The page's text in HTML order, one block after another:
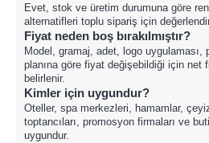
Evet, stok ve üretim durumuna göre
alternatifleri toplu sipariş için
Fiyat neden boş bırakılmıştır?
Model, gramaj, adet, logo uygulaması,
planına göre fiyat değişebildiği için net
belirlenir.
Kimler için uygundur?
Oteller, spa merkezleri, hamamlar,
toptancıları, promosyon firmaları ve
uygundur.